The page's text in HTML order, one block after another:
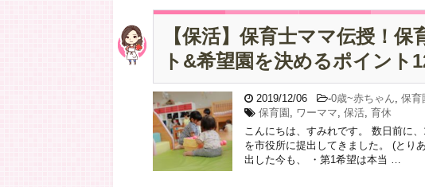
【保活】保育士ママ伝授！
ト&希望園を決めるポイント
2019/12/06 -0歳~赤ちゃん, 保育
保育園 , ワーママ, 保活, 育休
こんにちは、すみれです。 数日前に
を市役所に提出してきました。 (とり
出した今も、 ・第1希望は本当 …